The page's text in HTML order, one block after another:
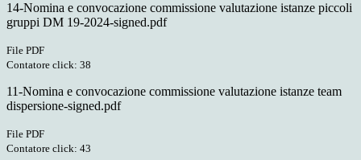
14-Nomina e convocazione commissione valutazione istanze piccoli
gruppi DM 19-2024-signed.pdf
File PDF
Contatore click: 38
11-Nomina e convocazione commissione valutazione istanze team
dispersione-signed.pdf
File PDF
Contatore click: 43